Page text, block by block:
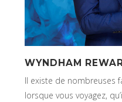
WYNDHAM
Il existe de nombreuses
lorsque vous voyagez,